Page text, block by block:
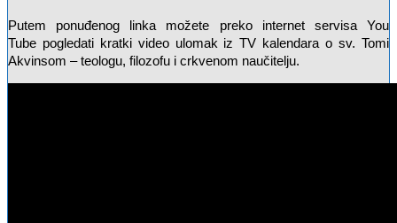
Putem ponuđenog linka možete preko internet servisa You
Tube pogledati kratki video ulomak iz TV kalendara o sv. Tomi
Akvinsom – teologu, filozofu i crkvenom naučitelju.